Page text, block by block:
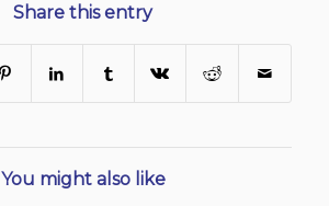
Share this entry
You might also like